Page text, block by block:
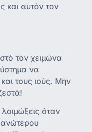
και αυτόν τον
τον χειμώνα
να
τους ιούς. Μην
όταν
ανώτερου